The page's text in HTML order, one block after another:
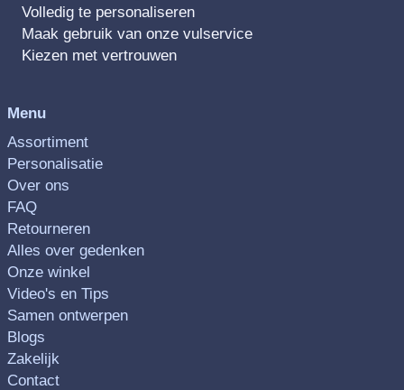
Volledig te personaliseren
Maak gebruik van onze vulservice
Kiezen met vertrouwen
Menu
Assortiment
Personalisatie
Over ons
FAQ
Retourneren
Alles over gedenken
Onze winkel
Video's en Tips
Samen ontwerpen
Blogs
Zakelijk
Contact